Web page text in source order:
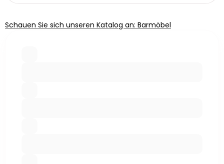
Schauen Sie sich unseren Katalog an: Barmöbel